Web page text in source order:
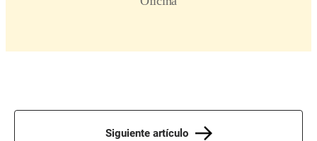
Siguiente artículo